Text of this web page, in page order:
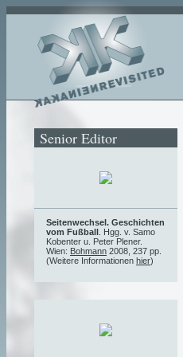
Senior Editor
Seitenwechsel. Geschichten
vom Fußball . Hgg. v. Samo
Kobenter u. Peter Plener.
Wien: Bohmann 2008, 237 pp.
(Weitere Informationen hier)